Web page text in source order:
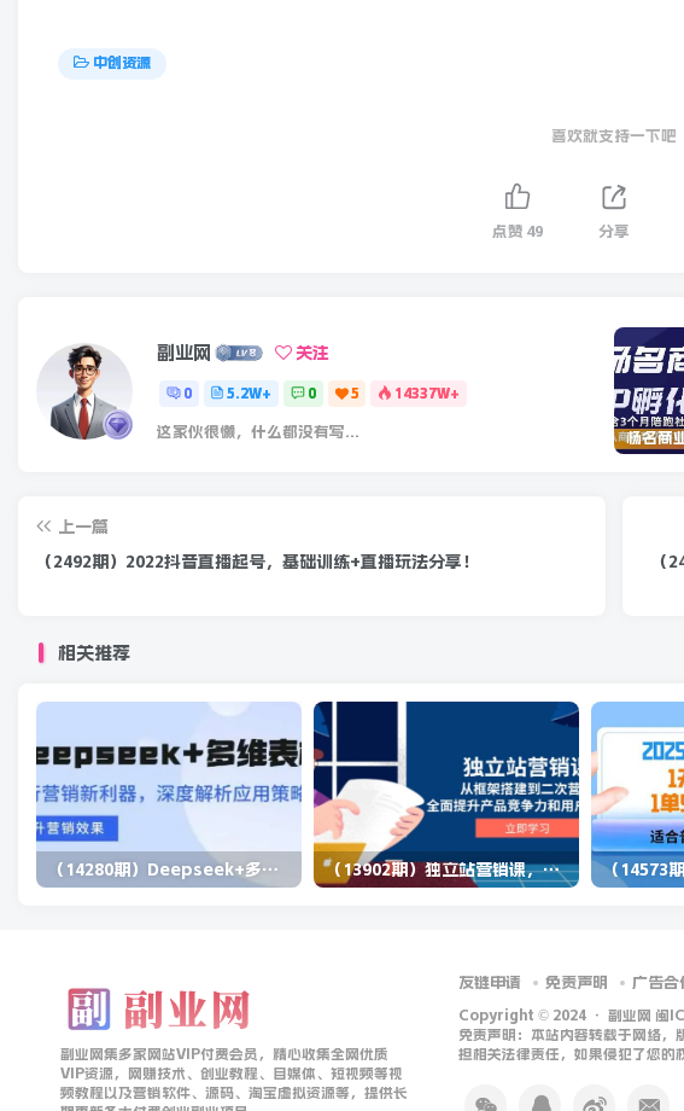
中创资源
喜欢就支持一下吧
点赞 49 分享
副业网 关注
0 5.2W+ 0 5 14337W+
这家伙很懒，什么都没有写...
上一篇
（2492期）2022抖音直播起号，基础训练+直播玩法分享！
（
相关推荐
（14280期）Deepseek+多维表格，银行营销新利器，深度解析应用策略，提升营销效果 （13902期）独立站营销课，从框架搭建到二次营销，全面提升产品竞争力和用户忠诚度
副业网集多家网站VIP付费会员，精心收集全网优质
VIP资源，网赚技术、创业教程、自媒体、短视频等视
频教程以及营销软件、源码、淘宝虚拟资源等，提供长
友链申请 免责声明 广告合
Copyright © 2024 · 副业网 闽
免责声明：本站内容转载于网络，
担相关法律责任，如果侵犯了您的